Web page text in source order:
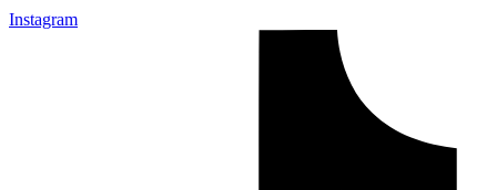
Instagram